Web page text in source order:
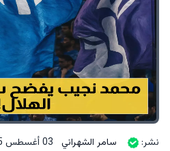
نشر: سامر الشهراني 03 أغسطس 2025 الساعة 02:10 صباحاً